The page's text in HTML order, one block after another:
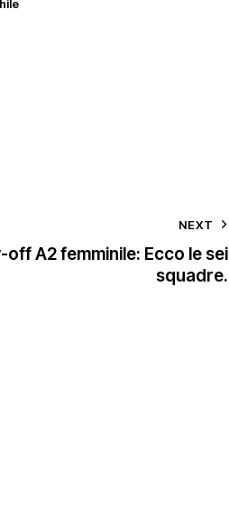
NEXT
off A2 femminile: Ecco le sei
squadre.